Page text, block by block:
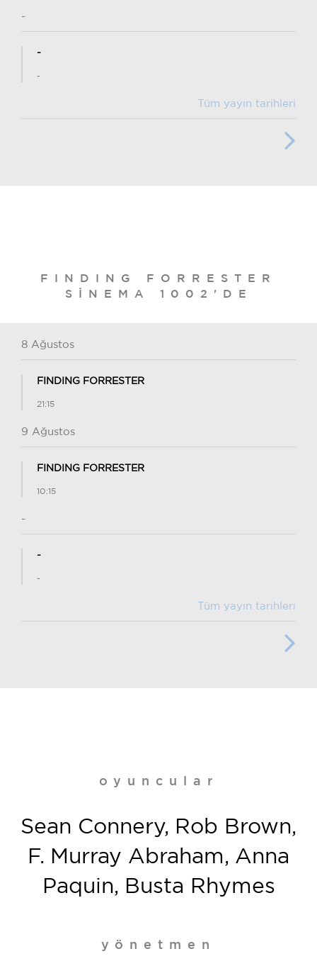
-
-
-
Tüm yayın tarihleri
FINDING FORRESTER
SINEMA 1002'DE
8 Ağustos
FINDING FORRESTER
21:15
9 Ağustos
FINDING FORRESTER
10:15
-
-
-
Tüm yayın tarihleri
oyuncular
Sean Connery, Rob Brown,
F. Murray Abraham, Anna
Paquin, Busta Rhymes
yönetmen